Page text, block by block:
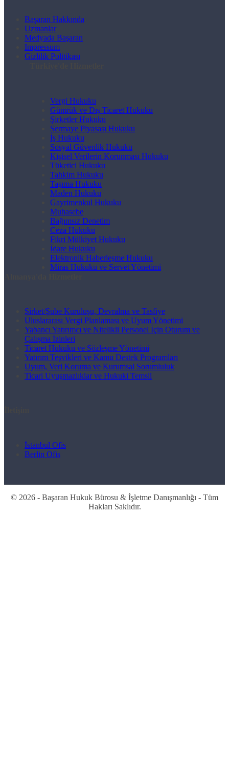
Başaran Hakkında
Uzmanlar
Medyada Başaran
Impressum
Gizlilik Politikası
Vergi Hukuku
Gümrük ve Dış Ticaret Hukuku
Şirketler Hukuku
Sermaye Piyasası Hukuku
İş Hukuku
Sosyal Güvenlik Hukuku
Kişisel Verilerin Korunması Hukuku
Tüketici Hukuku
Tahkim Hukuku
Taşıma Hukuku
Maden Hukuku
Gayrimenkul Hukuku
Muhasebe
Bağımsız Denetim
Ceza Hukuku
Fikri Mülkiyet Hukuku
İdare Hukuku
Elektronik Haberleşme Hukuku
Miras Hukuku ve Servet Yönetimi
Şirket/Şube Kuruluşu, Devralma ve Tasfiye
Uluslararası Vergi Planlaması ve Uyum Yönetimi
Yabancı Yatırımcı ve Nitelikli Personel İçin Oturum ve
Çalışma İzinleri
Ticaret Hukuku ve Sözleşme Yönetimi
Yatırım Teşvikleri ve Kamu Destek Programları
Uyum, Veri Koruma ve Kurumsal Sorumluluk
Ticari Uyuşmazlıklar ve Hukuki Temsil
İstanbul Ofis
Berlin Ofis
© 2026 - Başaran Hukuk Bürosu & İşletme Danışmanlığı - Tüm
Hakları Saklıdır.